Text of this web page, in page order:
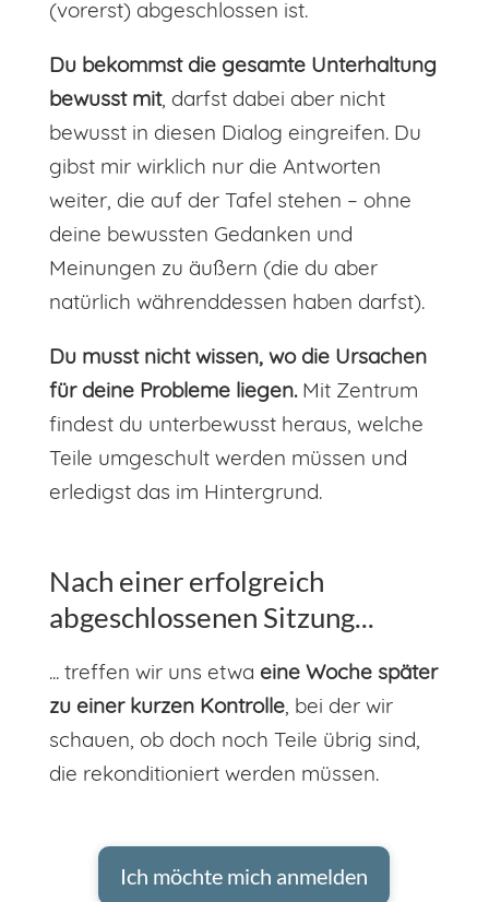
(vorerst) abgeschlossen ist.
Du bekommst die gesamte Unterhaltung
bewusst mit, darfst dabei aber nicht
bewusst in diesen Dialog eingreifen. Du
gibst mir wirklich nur die Antworten
weiter, die auf der Tafel stehen – ohne
deine bewussten Gedanken und
Meinungen zu äußern (die du aber
natürlich währenddessen haben darfst).
Du musst nicht wissen, wo die Ursachen
für deine Probleme liegen. Mit Zentrum
findest du unterbewusst heraus, welche
Teile umgeschult werden müssen und
erledigst das im Hintergrund.
Nach einer erfolgreich
abgeschlossenen Sitzung...
... treffen wir uns etwa eine Woche später
zu einer kurzen Kontrolle, bei der wir
schauen, ob doch noch Teile übrig sind,
die rekonditioniert werden müssen.
Ich möchte mich anmelden